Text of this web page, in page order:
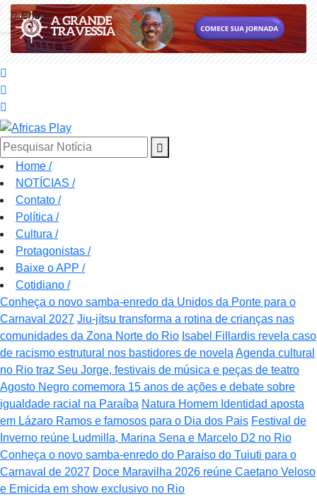
Entrar
Pesquisar Notícia
Home /
NOTÍCIAS /
Contato /
Política /
Cultura /
Protagonistas /
Baixe o APP /
Cotidiano /
Conheça o novo samba-enredo da Unidos da Ponte para o
Carnaval 2027 Jiu-jítsu transforma a rotina de crianças nas
comunidades da Zona Norte do Rio Isabel Fillardis revela caso
de racismo estrutural nos bastidores de novelaAgenda cultural
no Rio traz Seu Jorge, festivais de música e peças de teatro
Agosto Negro comemora 15 anos de ações e debate sobre
igualdade racial na Paraíba Natura Homem Identidad aposta
em Lázaro Ramos e famosos para o Dia dos Pais Festival de
Inverno reúne Ludmilla, Marina Sena e Marcelo D2 no Rio
Conheça o novo samba-enredo do Paraíso do Tuiuti para o
Carnaval de 2027 Doce Maravilha 2026 reúne Caetano Veloso
e Emicida em show exclusivo no Rio